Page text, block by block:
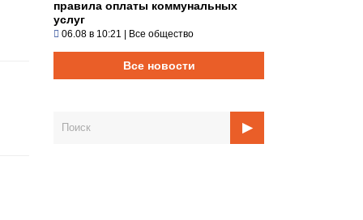
правила оплаты коммунальных
услуг
06.08 в 10:21 | Все общество
Все новости